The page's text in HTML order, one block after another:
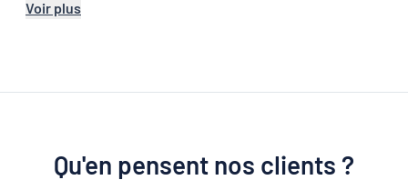
Voir plus
Qu'en pensent nos clients ?